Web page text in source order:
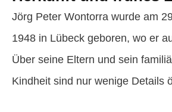
Jörg Peter Wontorra wurde am
1948 in Lübeck geboren, wo er
Über seine Eltern und sein
Kindheit sind nur wenige Details